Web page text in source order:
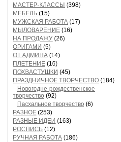
МАСТЕР-КЛАССЫ (398)
МЕБЕЛЬ (15)
МУЖСКАЯ РАБОТА (17)
МЫЛОВАРЕНИЕ (16)
НА ПРОДАЖУ (26)
ОРИГАМИ (5)
ОТ АДМИНА (14)
ПЛЕТЕНИЕ (16)
ПОХВАСТУШКИ (45)
ПРАЗДНИЧНОЕ ТВОРЧЕСТВО (184)
Новогодне-рождественское
творчество (92)
Пасхальное творчество (6)
РАЗНОЕ (253)
РАЗНЫЕ ИДЕИ (163)
РОСПИСЬ (12)
РУЧНАЯ РАБОТА (186)